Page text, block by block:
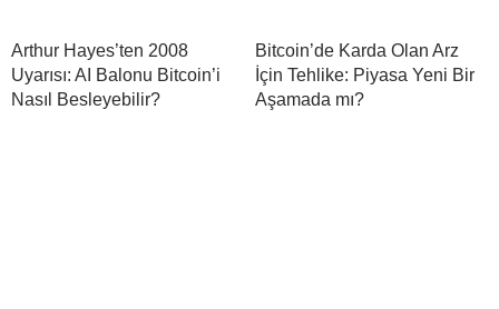
Arthur Hayes’ten 2008
Uyarısı: AI Balonu Bitcoin’i
Nasıl Besleyebilir?
Bitcoin’de Karda Olan Arz
İçin Tehlike: Piyasa Yeni Bir
Aşamada mı?